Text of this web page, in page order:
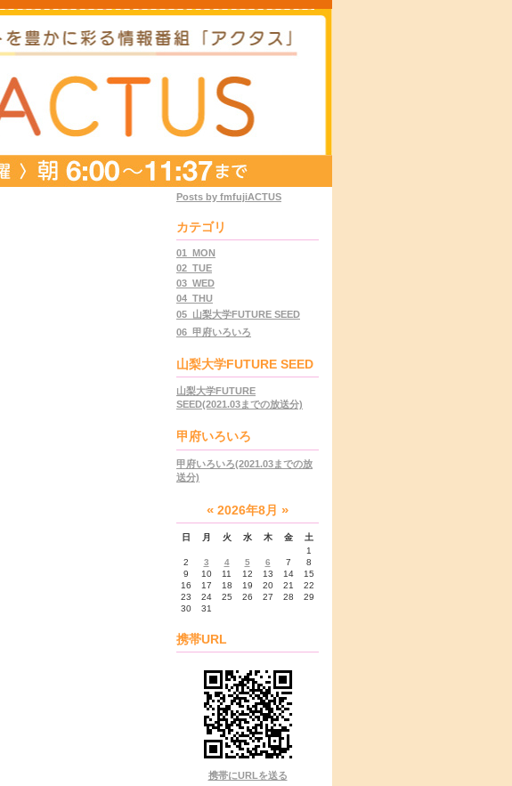
Posts by fmfujiACTUS
カテゴリ
01_MON
02_TUE
03_WED
04_THU
05_山梨大学FUTURE SEED
06_甲府いろいろ
山梨大学FUTURE SEED
山梨大学FUTURE
SEED(2021.03までの放送分)
甲府いろいろ
甲府いろいろ(2021.03までの放
送分)
« 2026年8月 »
日 月 火 水 木 金
土
1
2
3 4 5 6 7
8
9
10 11 12 13 14
15
16
17 18 19 20 21
22
23
24 25 26 27 28
29
30
31
携帯URL
携帯にURLを送る